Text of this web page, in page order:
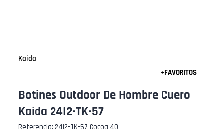
Kaida
Botines Outdoor De Hombre Cuero
Kaida 24I2-TK-57
Referencia: 24I2-TK-57 Cocoa 40